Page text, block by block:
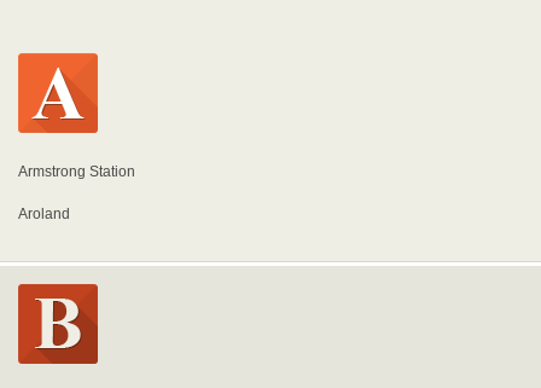
Armstrong Station
Aroland